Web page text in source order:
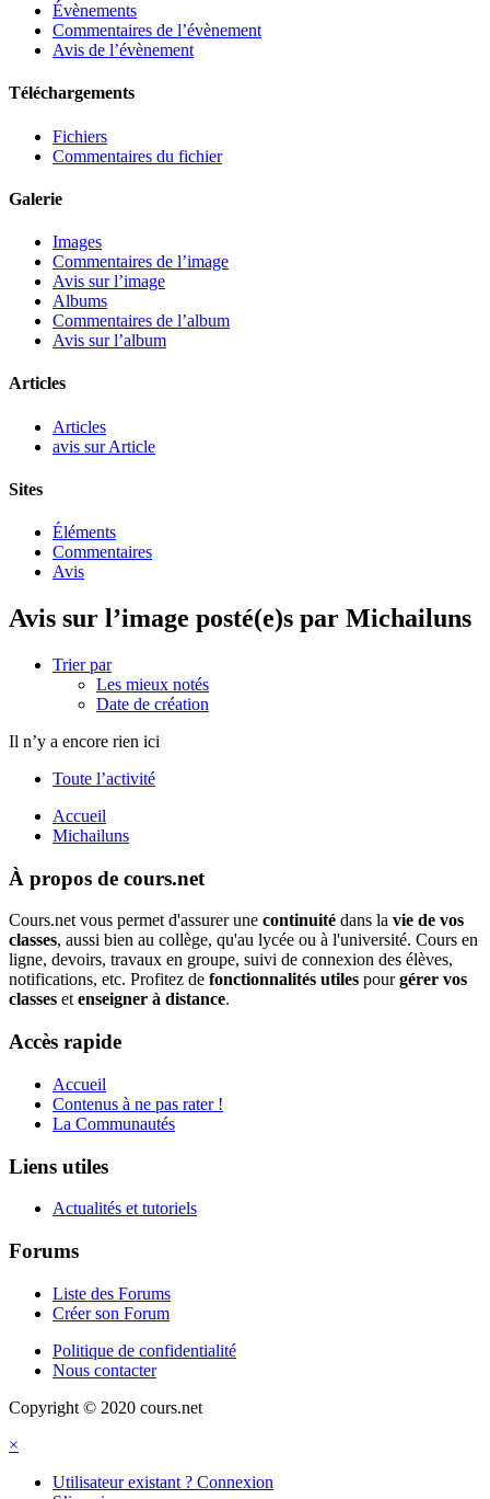
Évènements
Commentaires de l’évènement
Avis de l’évènement
Téléchargements
Fichiers
Commentaires du fichier
Galerie
Images
Commentaires de l’image
Avis sur l’image
Albums
Commentaires de l’album
Avis sur l’album
Articles
Articles
avis sur Article
Sites
Éléments
Commentaires
Avis
Avis sur l’image posté(e)s par Michailuns
Trier par
Les mieux notés
Date de création
Il n’y a encore rien ici
Toute l’activité
Accueil
Michailuns
À propos de cours.net
Cours.net vous permet d'assurer une continuité dans la vie de vos
classes, aussi bien au collège, qu'au lycée ou à l'université. Cours en
ligne, devoirs, travaux en groupe, suivi de connexion des élèves,
notifications, etc. Profitez de fonctionnalités utiles pourgérer vos
classes etenseigner à distance.
Accès rapide
Accueil
Contenus à ne pas rater !
La Communautés
Liens utiles
Actualités et tutoriels
Forums
Liste des Forums
Créer son Forum
Politique de confidentialité
Nous contacter
Copyright © 2020 cours.net
×
Utilisateur existant ? Connexion